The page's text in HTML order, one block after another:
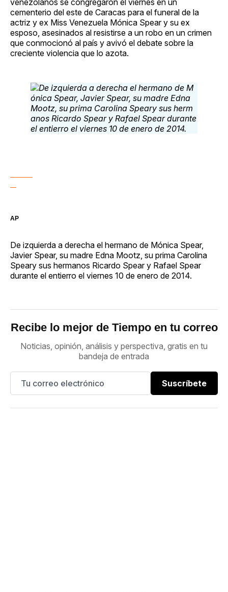
cementerio del este de Caracas para el funeral de la
actriz y ex Miss Venezuela Mónica Spear y su ex
esposo, asesinados al resistirse a un robo en un crimen
que conmocionó al país y avivó el debate sobre la
creciente violencia que lo azota.
AP
De izquierda a derecha el hermano de Mónica Spear,
Javier Spear, su madre Edna Mootz, su prima Carolina
Speary sus hermanos Ricardo Spear y Rafael Spear
durante el entierro el viernes 10 de enero de 2014.
Recibe lo mejor de Tiempo en tu correo
Noticias, opinión, análisis y perspectiva, gratis en tu
bandeja de entrada
Suscríbete